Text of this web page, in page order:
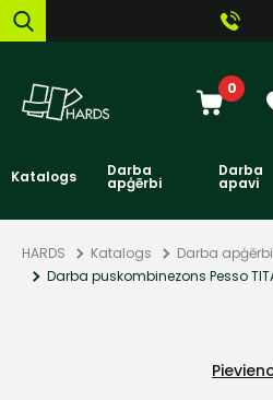
0
Katalogs Darba
apģērbi
Darba
apavi
HARDS Katalogs Darba apģērbi
Darba puskombinezons Pesso